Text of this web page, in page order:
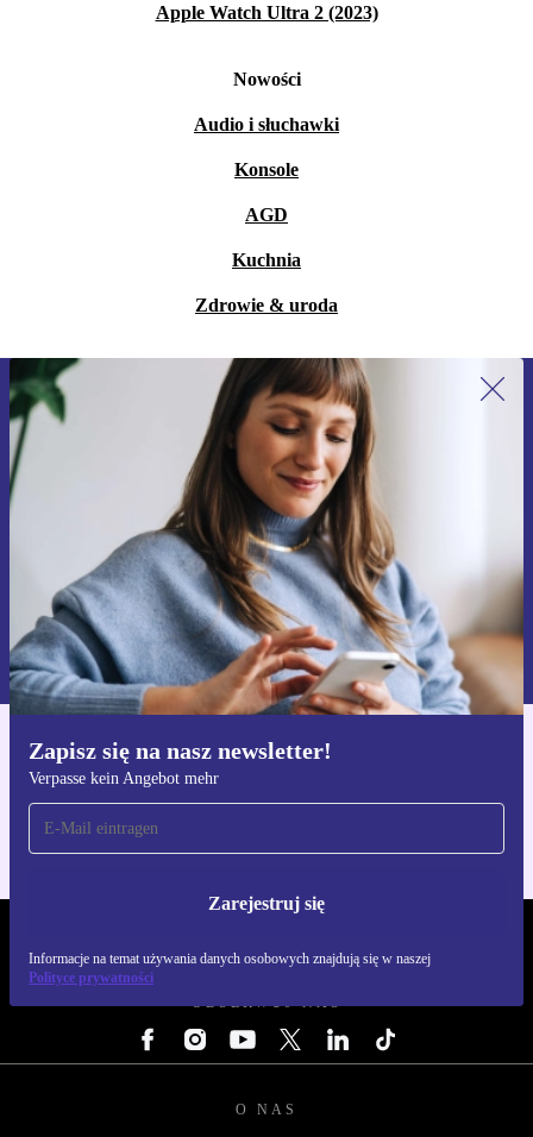
Apple Watch Ultra 2 (2023)
Nowości
Audio i słuchawki
Konsole
AGD
Kuchnia
Zdrowie & uroda
Zapisz się na nasz newsletter!
Verpasse kein Angebot mehr
Zarejestruj się
Informacje na temat używania danych osobowych znajdują się w naszej
Polityce prywatności
Zapisz się na nasz newsletter!
Nie przegap żadnej oferty.
Zarejestruj się
Informacje na temat używania danych osobowych znajdują się w
naszej
Polityce prywatności
Pobierz aplikację refurbed
Dla iOS i Android
OBSERWUJ NAS
O NAS